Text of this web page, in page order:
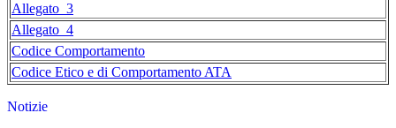
Allegato_3
Allegato_4
Codice Comportamento
Codice Etico e di Comportamento ATA
Notizie